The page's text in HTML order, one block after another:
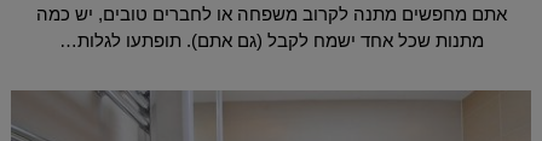
אתם מחפשים מתנה לקרוב משפחה או לחברים טובים, יש כמה
מתנות שכל אחד ישמח לקבל (גם אתם). תופתעו לגלות…